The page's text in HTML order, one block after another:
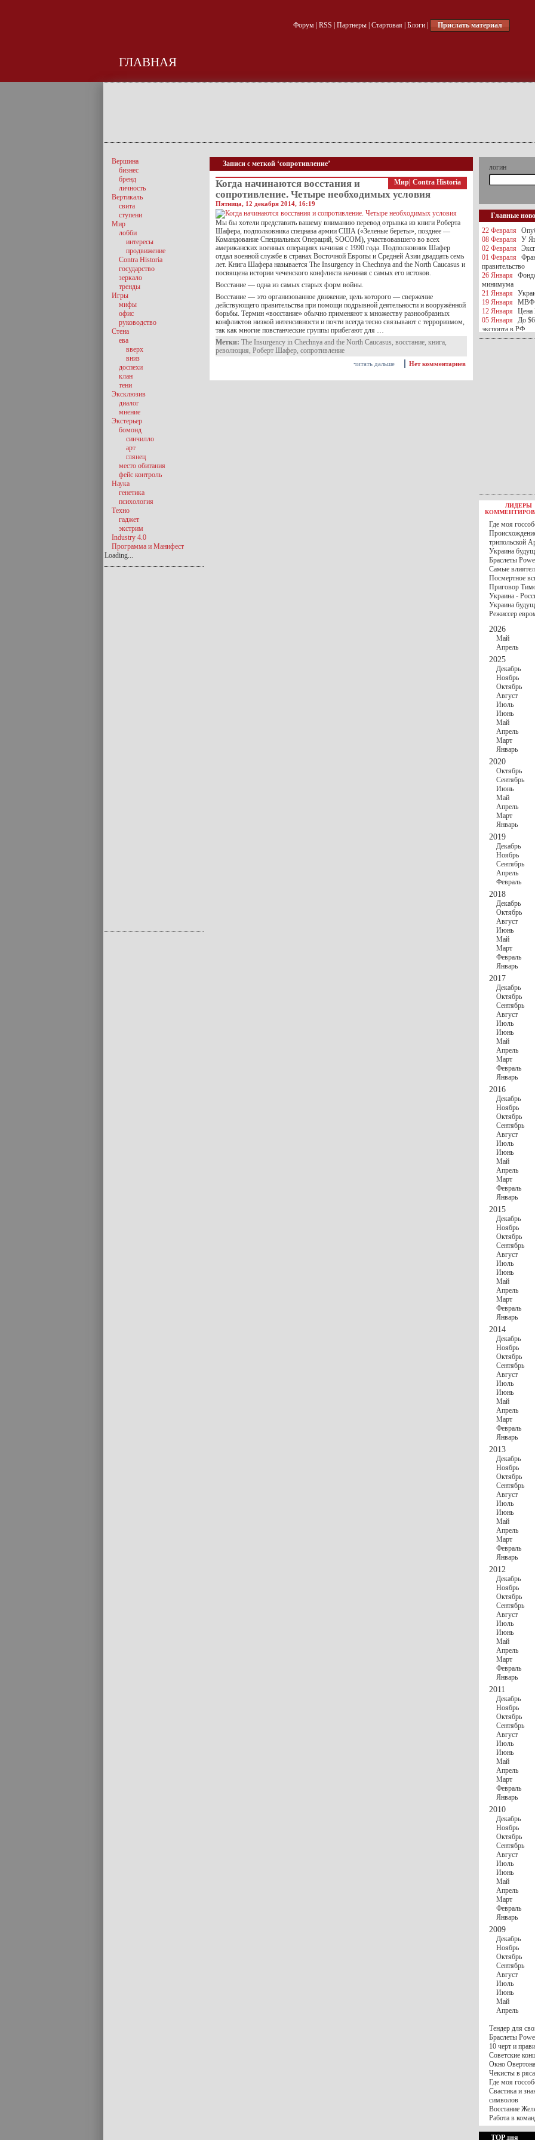
Форум| RSS Партнеры| Стартовая| Блоги| Прислать материал
ГЛАВНАЯ
Записи с меткой ‘сопротивление’
Мир Contra Historia
Когда начинаются восстания и
сопротивление. Четыре необходимых условия
Пятница, 12 декабря 2014, 16:19
Мы бы хотели представить вашему вниманию перевод отрывка из книги Роберта
Шафера, подполковника спецназа армии США («Зеленые береты», позднее —
Командование Специальных Операций, SOCOM), участвовавшего во всех
американских военных операциях начиная с 1990 года. Подполковник Шафер
отдал военной службе в странах Восточной Европы и Средней Азии двадцать семь
лет. Книга Шафера называется The Insurgency in Chechnya and the North Caucasus и
посвящена истории чеченского конфликта начиная с самых его истоков.
Восстание — одна из самых старых форм войны.
Восстание — это организованное движение, цель которого — свержение
действующего правительства при помощи подрывной деятельности и вооружённой
борьбы. Термин «восстание» обычно применяют к множеству разнообразных
конфликтов низкой интенсивности и почти всегда тесно связывают с терроризмом,
так как многие повстанческие группы прибегают для …
Метки: The Insurgency in Chechnya and the North Caucasus, восстание, книга,
революция, Роберт Шафер, сопротивление
Нет комментариев
читать дальше
Вершина
бизнес
бренд
личность
Вертикаль
свита
ступени
Мир
лобби
интересы
продвижение
Contra Historia
государство
зеркало
тренды
Игры
мифы
офис
руководство
Стена
ева
вверх
вниз
доспехи
клан
тени
Эксклюзив
диалог
мнение
Экстерьер
бомонд
синчилло
арт
глянец
место обитания
фейс контроль
Наука
генетика
психология
Техно
гаджет
экстрим
Industry 4.0
Программа и Манифест
Loading...
логин
Главные
22 Февраля
08 Февраля
У
02 Февраля
01 Февраля
правительство
26 Января
минимума
21 Января
19 Января
МВФ
12 Января
Цена
05 Января
До
экспорта в РФ
05 Января
Киев
30 Ноября С 1
30 Ноября
РФ
27 Ноября
ВВП
госбюджете
27 Ноября
Турции
17 Ноября
шестилетнего
16 Ноября
13 Ноября
10 Ноября
10 Ноября
особом статусе
03 Ноября
ЛИДЕРЫ
Где моя
трипольской
Украина
Браслеты
Самые
Посмертное
Приговор
Украина -
Украина
Режиссер
2026
Май
Апрель
2025
Декабрь
Ноябрь
Октябрь
Август
Июль
Июнь
Май
Апрель
Март
Январь
2020
Октябрь
Сентябрь
Июнь
Май
Апрель
Март
Январь
2019
Декабрь
Ноябрь
Сентябрь
Апрель
Февраль
2018
Декабрь
Октябрь
Август
Июнь
Май
Март
Февраль
Январь
2017
Декабрь
Октябрь
Сентябрь
Август
Июль
Июнь
Май
Апрель
Март
Февраль
Январь
2016
Декабрь
Ноябрь
Октябрь
Сентябрь
Август
Июль
Июнь
Май
Апрель
Март
Февраль
Январь
2015
Декабрь
Ноябрь
Октябрь
Сентябрь
Август
Июль
Июнь
Май
Апрель
Март
Февраль
Январь
2014
Декабрь
Ноябрь
Октябрь
Сентябрь
Август
Июль
Июнь
Май
Апрель
Март
Февраль
Январь
2013
Декабрь
Ноябрь
Октябрь
Сентябрь
Август
Июль
Июнь
Май
Апрель
Март
Февраль
Январь
2012
Декабрь
Ноябрь
Октябрь
Сентябрь
Август
Июль
Июнь
Май
Апрель
Март
Февраль
Январь
2011
Декабрь
Ноябрь
Октябрь
Сентябрь
Август
Июль
Июнь
Май
Апрель
Март
Февраль
Январь
2010
Декабрь
Ноябрь
Октябрь
Сентябрь
Август
Июль
Июнь
Май
Апрель
Март
Февраль
Январь
2009
Декабрь
Ноябрь
Октябрь
Сентябрь
Август
Июль
Июнь
Май
Апрель
Тендер для
Браслеты
10 черт и
Советские
Окно
Чекисты в
Где моя
Свастика и
символов
Восстание
Работа в
TOP дня